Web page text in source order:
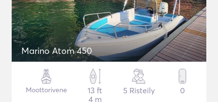
Marino Atom 450
Moottorivene
13 ft
4 m
5 Risteily 0